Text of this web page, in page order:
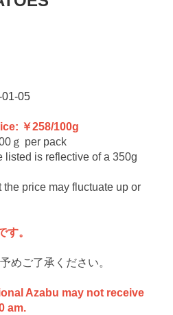
01-05
￥258/100g
ｇ per pack
listed is reflective of a 350g
price may fluctuate up or
す。
めご了承ください。
Azabu may not receive
am.